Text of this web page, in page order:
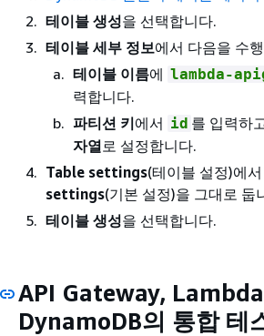
테이블 생성을 선택합니다.
테이블 세부 정보에서 다음을 수
테이블 이름에 lambda-
력합니다.
파티션 키에서 id 를 입력하
자열 로 설정합니다.
Table settings(테이블 설정)에서
settings(기본 설정)을 그대로 둡
테이블 생성을 선택합니다.
API Gateway,
DynamoDB의 통합 테